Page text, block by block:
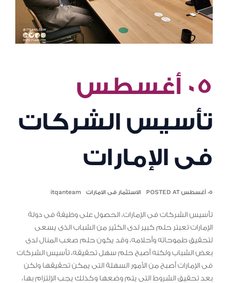
٠٥ أغسطس
تأسيس الشركات
فى الإمارات
٠٥ أغسطس POSTED AT الاستثمار فى الامارات itqanteam
تأسيس الشركات فى الإمارات، الحصول على وظيفة فى دولة
الإمارات تعبتر حلم كبير لدى الكثير من الشباب الذى يسعى
لتحقيق طموحاته وأحلامه، وقد يكون حلم صعب المنال لدى
بعض الشباب ولكنه أصبح حلم سهل تحقيقه، تأسيس الشركات
فى الإمارات أصبح من الأمور السهلة التى يمكن تحقيقها ولكن
بعد تحقيق الشروط التى يتم وضعها وكذلك يجب الإلتزام بها،